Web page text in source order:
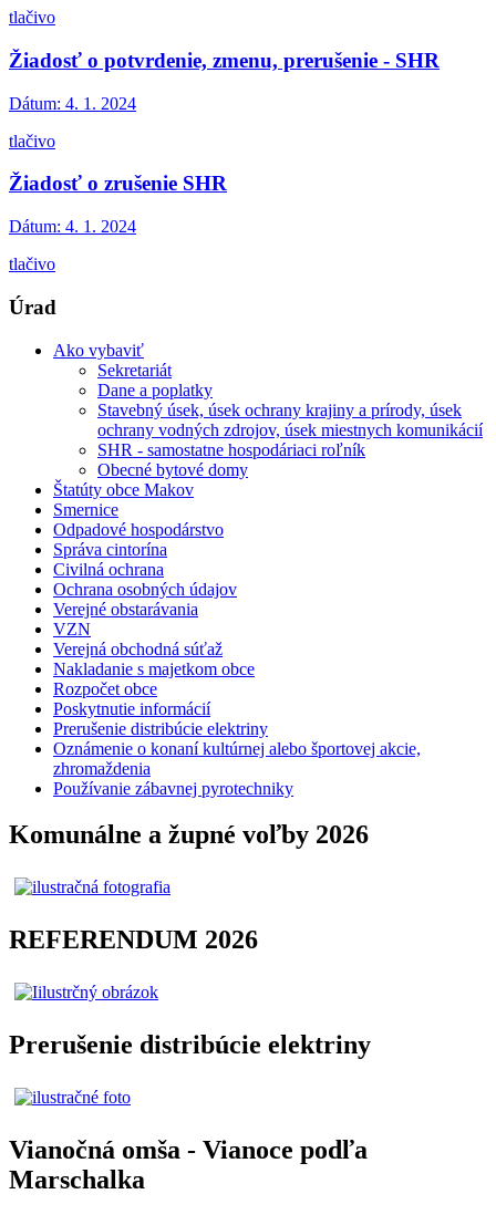
tlačivo
Žiadosť o potvrdenie, zmenu, prerušenie - SHR
Dátum: 4. 1. 2024
tlačivo
Žiadosť o zrušenie SHR
Dátum: 4. 1. 2024
tlačivo
Úrad
Ako vybaviť
Sekretariát
Dane a poplatky
Stavebný úsek, úsek ochrany krajiny a prírody, úsek
ochrany vodných zdrojov, úsek miestnych komunikácií
SHR - samostatne hospodáriaci roľník
Obecné bytové domy
Štatúty obce Makov
Smernice
Odpadové hospodárstvo
Správa cintorína
Civilná ochrana
Ochrana osobných údajov
Verejné obstarávania
VZN
Verejná obchodná súťaž
Nakladanie s majetkom obce
Rozpočet obce
Poskytnutie informácií
Prerušenie distribúcie elektriny
Oznámenie o konaní kultúrnej alebo športovej akcie,
zhromaždenia
Používanie zábavnej pyrotechniky
Komunálne a župné voľby 2026
REFERENDUM 2026
Prerušenie distribúcie elektriny
Vianočná omša - Vianoce podľa
Marschalka